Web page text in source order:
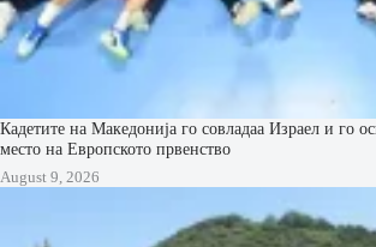
Кадетите на Македонија го совладаа Израел и го
место на Европското првенство
August 9, 2026